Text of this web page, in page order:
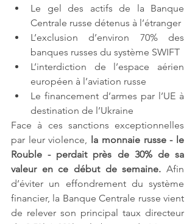
Le gel des actifs de la Banque
Centrale russe détenus à l’étranger
L’exclusion d’environ 70% des
banques russes du système SWIFT
L’interdiction de l’espace aérien
européen à l’aviation russe
Le financement d’armes par l’UE à
destination de l’Ukraine
Face à ces sanctions exceptionnelles
par leur violence,
la monnaie russe - le
Rouble - perdait près de 30% de sa
valeur en ce début de semaine. Afin
d’éviter un effondrement du système
financier, la Banque Centrale russe vient
de relever son principal taux directeur